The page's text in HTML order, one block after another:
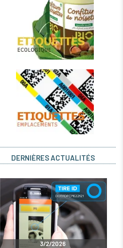
3P8B2-CF0
DERNIÈRES ACTUALITÉS
3/2/2026